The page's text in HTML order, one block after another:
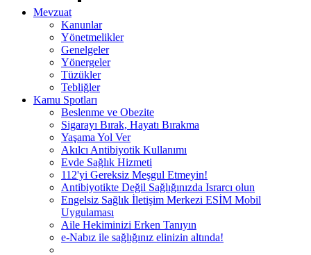
Mevzuat
Kanunlar
Yönetmelikler
Genelgeler
Yönergeler
Tüzükler
Tebliğler
Kamu Spotları
Beslenme ve Obezite
Sigarayı Bırak, Hayatı Bırakma
Yaşama Yol Ver
Akılcı Antibiyotik Kullanımı
Evde Sağlık Hizmeti
112'yi Gereksiz Meşgul Etmeyin!
Antibiyotikte Değil Sağlığınızda Israrcı olun
Engelsiz Sağlık İletişim Merkezi ESİM Mobil
Uygulaması
Aile Hekiminizi Erken Tanıyın
e-Nabız ile sağlığınız elinizin altında!